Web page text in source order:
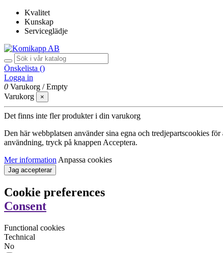
Kvalitet
Kunskap
Serviceglädje
Önskelista ()
Logga in
0 Varukorg /Empty
Varukorg
×
Det finns inte fler produkter i din varukorg
Den här webbplatsen använder sina egna och tredjepartscookies
användning, tryck på knappen Acceptera.
Mer information Anpassa cookies
Jag accepterar
Cookie preferences
Consent
Functional cookies
Technical
No